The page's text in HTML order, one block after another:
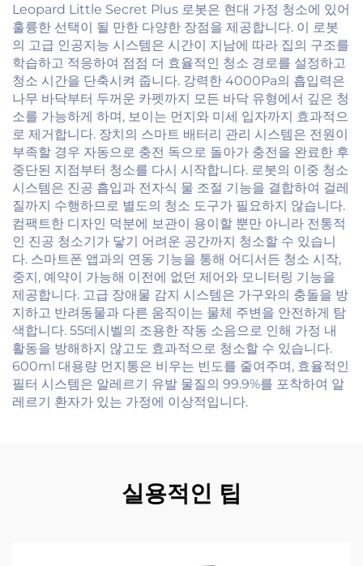
Leopard Little Secret Plus 로봇은 현대 가정 청소에 있어
훌륭한 선택이 될 만한 다양한 장점을 제공합니다. 이 로봇
의 고급 인공지능 시스템은 시간이 지남에 따라 집의 구조를
학습하고 적응하여 점점 더 효율적인 청소 경로를 설정하고
청소 시간을 단축시켜 줍니다. 강력한 4000Pa의 흡입력은
나무 바닥부터 두꺼운 카펫까지 모든 바닥 유형에서 깊은 청
소를 가능하게 하며, 보이는 먼지와 미세 입자까지 효과적으
로 제거합니다. 장치의 스마트 배터리 관리 시스템은 전원이
부족할 경우 자동으로 충전 독으로 돌아가 충전을 완료한 후
중단된 지점부터 청소를 다시 시작합니다. 로봇의 이중 청소
시스템은 진공 흡입과 전자식 물 조절 기능을 결합하여 걸레
질까지 수행하므로 별도의 청소 도구가 필요하지 않습니다.
컴팩트한 디자인 덕분에 보관이 용이할 뿐만 아니라 전통적
인 진공 청소기가 닿기 어려운 공간까지 청소할 수 있습니
다. 스마트폰 앱과의 연동 기능을 통해 어디서든 청소 시작,
중지, 예약이 가능해 이전에 없던 제어와 모니터링 기능을
제공합니다. 고급 장애물 감지 시스템은 가구와의 충돌을 방
지하고 반려동물과 다른 움직이는 물체 주변을 안전하게 탐
색합니다. 55데시벨의 조용한 작동 소음으로 인해 가정 내
활동을 방해하지 않고도 효과적으로 청소할 수 있습니다.
600ml 대용량 먼지통은 비우는 빈도를 줄여주며, 효율적인
필터 시스템은 알레르기 유발 물질의 99.9%를 포착하여 알
레르기 환자가 있는 가정에 이상적입니다.
실용적인 팁